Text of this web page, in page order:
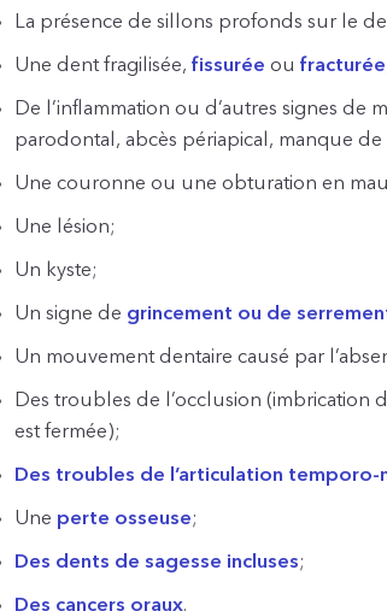
La présence de sillons profonds sur le
Une dent fragilisée,fissurée oufracturée
De l’inflammation ou d’autres signes de
parodontal, abcès périapical, manque de
Une couronne ou une obturation en
Une lésion;
Un kyste;
Un signe de grincement ou de
Un mouvement dentaire causé par
Des troubles de l’occlusion (imbrication
est fermée);
Des troubles de l’articulation temporo-
Une perte osseuse;
Des dents de sagesse incluses;
Des cancers oraux.